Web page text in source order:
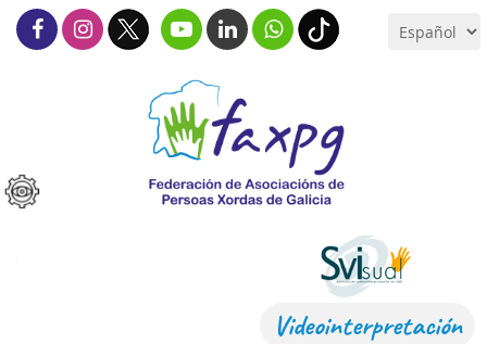
Videointerpretación